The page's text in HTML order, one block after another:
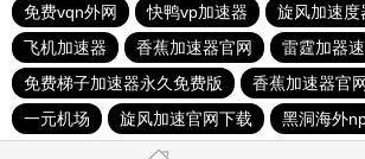
免费vqn外网
快鸭vp加速器 旋风加速度
飞机加速器
香蕉加速器官网 雷霆加器速
免费梯子加速器永久免费版
香蕉加速器官
一元机场
旋风加速官网下载 黑洞海外